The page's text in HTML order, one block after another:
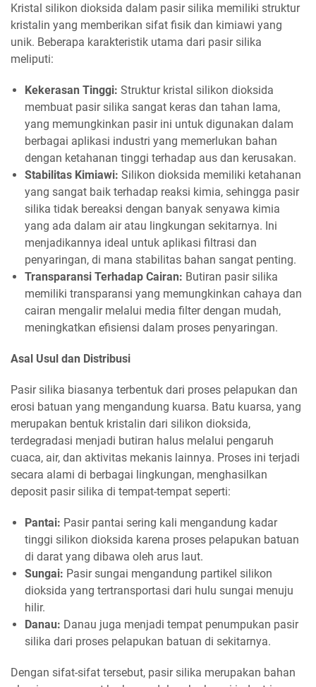
Kristal silikon dioksida dalam pasir silika memiliki struktur
kristalin yang memberikan sifat fisik dan kimiawi yang
unik. Beberapa karakteristik utama dari pasir silika
meliputi:
Kekerasan Tinggi: Struktur kristal silikon dioksida
membuat pasir silika sangat keras dan tahan lama,
yang memungkinkan pasir ini untuk digunakan dalam
berbagai aplikasi industri yang memerlukan bahan
dengan ketahanan tinggi terhadap aus dan kerusakan.
Stabilitas Kimiawi: Silikon dioksida memiliki ketahanan
yang sangat baik terhadap reaksi kimia, sehingga pasir
silika tidak bereaksi dengan banyak senyawa kimia
yang ada dalam air atau lingkungan sekitarnya. Ini
menjadikannya ideal untuk aplikasi filtrasi dan
penyaringan, di mana stabilitas bahan sangat penting.
Transparansi Terhadap Cairan: Butiran pasir silika
memiliki transparansi yang memungkinkan cahaya dan
cairan mengalir melalui media filter dengan mudah,
meningkatkan efisiensi dalam proses penyaringan.
Asal Usul dan Distribusi
Pasir silika biasanya terbentuk dari proses pelapukan dan
erosi batuan yang mengandung kuarsa. Batu kuarsa, yang
merupakan bentuk kristalin dari silikon dioksida,
terdegradasi menjadi butiran halus melalui pengaruh
cuaca, air, dan aktivitas mekanis lainnya. Proses ini terjadi
secara alami di berbagai lingkungan, menghasilkan
deposit pasir silika di tempat-tempat seperti:
Pantai: Pasir pantai sering kali mengandung kadar
tinggi silikon dioksida karena proses pelapukan batuan
di darat yang dibawa oleh arus laut.
Sungai: Pasir sungai mengandung partikel silikon
dioksida yang tertransportasi dari hulu sungai menuju
hilir.
Danau: Danau juga menjadi tempat penumpukan pasir
silika dari proses pelapukan batuan di sekitarnya.
Dengan sifat-sifat tersebut, pasir silika merupakan bahan